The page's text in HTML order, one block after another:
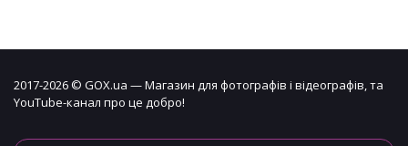
2017-2026 © GOX.ua — Магазин для фотографів і відеографів, та
YouTube-канал про це добро!